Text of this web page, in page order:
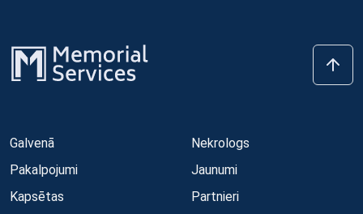
Galvenā
Pakalpojumi
Kapsētas
Nekrologs
Jaunumi
Partnieri